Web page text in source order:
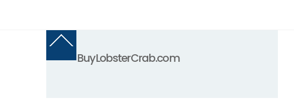
Back
Top BuyLobsterCrab.com